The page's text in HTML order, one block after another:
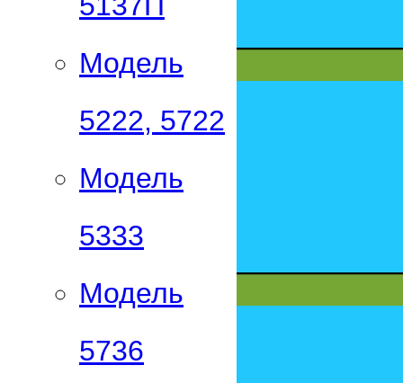
Модель
5222, 5722
Модель
5333
Модель
5736